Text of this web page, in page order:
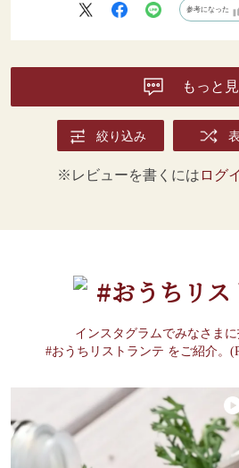
参考になった
もっと
絞り込み
※レビューを書くには ログ
#おうちリス
インスタグラムでみなさま
#おうちリストランテ をご紹介。